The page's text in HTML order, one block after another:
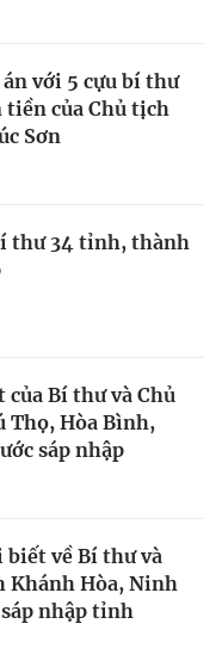
với 5 cựu bí thư
của Chủ tịch
Sơn
thư 34 tỉnh, thành
của Bí thư và Chủ
Hòa Bình,
sáp nhập
về Bí thư và
Khánh Hòa, Ninh
nhập tỉnh